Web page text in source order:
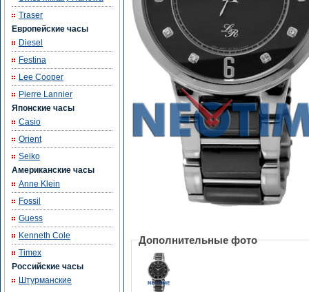
Traser
Европейские часы
Diesel
Festina
Lee Cooper
Pierre Lannier
Японские часы
Casio
Orient
Seiko
Американские часы
Anne Klein
Fossil
Guess
Kenneth Cole
Timex
Российские часы
Штурманские
Дополнительные фото